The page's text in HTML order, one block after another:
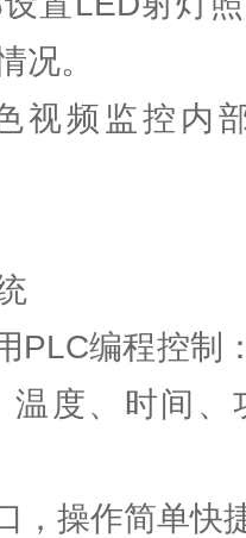
况。
视频监控内
PLC编程控制
温度、时间、
，操作简单快